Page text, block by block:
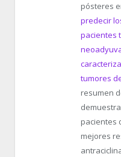
pósteres
predecir
pacientes
tumores
resumen
pacientes
mejores